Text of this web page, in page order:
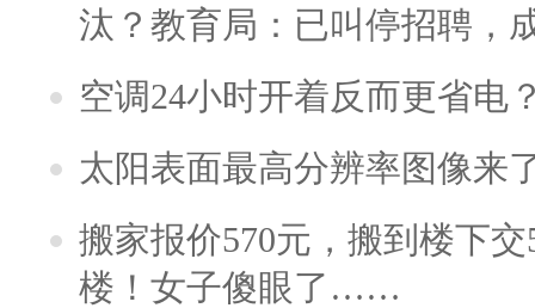
汰？教育局：已叫停招聘，
空调24小时开着反而更省电
太阳表面最高分辨率图像来
搬家报价570元，搬到楼下
楼！女子傻眼了……